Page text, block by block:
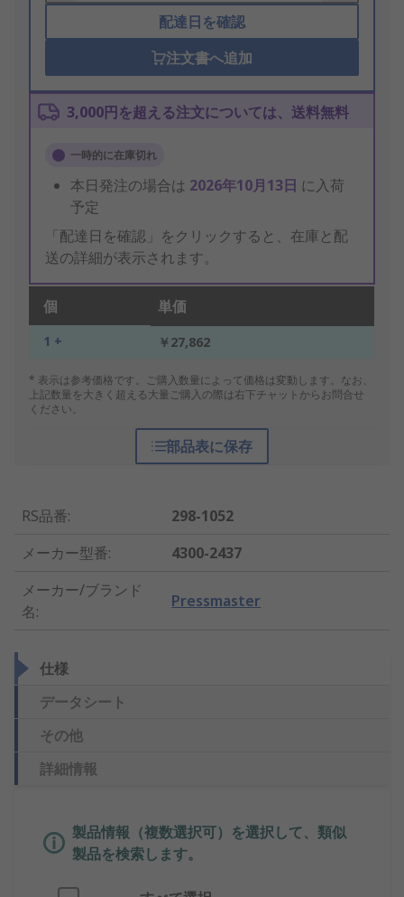
配達日を確認
注文書へ追加
3,000円を超える注文については、送料無料
一時的に在庫切れ
本日発注の場合は 2026年10月13日 に入荷
予定
「配達日を確認」をクリックすると、在庫と配
送の詳細が表示されます。
個 単価
1 + ￥27,862
* 表示は参考価格です。ご購入数量によって価格は変動します。なお、
上記数量を大きく超える大量ご購入の際は右下チャットからお問合せ
ください。
部品表に保存
RS品番:
298-1052
メーカー型番:
4300-2437
メーカー/ブランド
名:
Pressmaster
仕様
データシート
その他
詳細情報
製品情報（複数選択可）を選択して、類似
製品を検索します。